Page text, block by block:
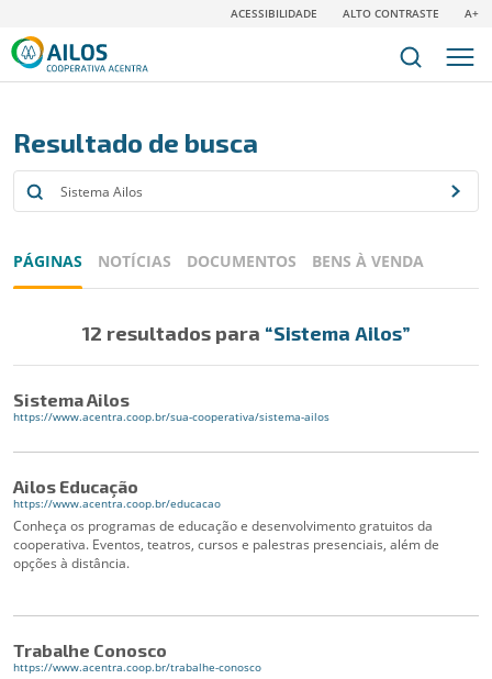
ACESSIBILIDADE ALTO CONTRASTE A+
Resultado de busca
PÁGINAS NOTÍCIAS DOCUMENTOS BENS À VENDA
12 resultados para “Sistema Ailos”
Sistema Ailos
https://www.acentra.coop.br/sua-cooperativa/sistema-ailos
Ailos Educação
https://www.acentra.coop.br/educacao
Conheça os programas de educação e desenvolvimento gratuitos da
cooperativa. Eventos, teatros, cursos e palestras presenciais, além de
opções à distância.
Trabalhe Conosco
https://www.acentra.coop.br/trabalhe-conosco